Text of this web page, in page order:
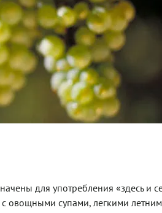
для употребления «здесь и
овощными супами, легкими